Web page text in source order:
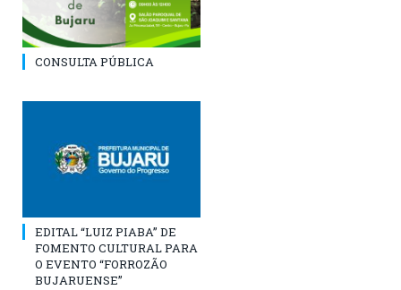
CONSULTA PÚBLICA
EDITAL “LUIZ PIABA” DE
FOMENTO CULTURAL PARA
O EVENTO “FORROZÃO
BUJARUENSE”